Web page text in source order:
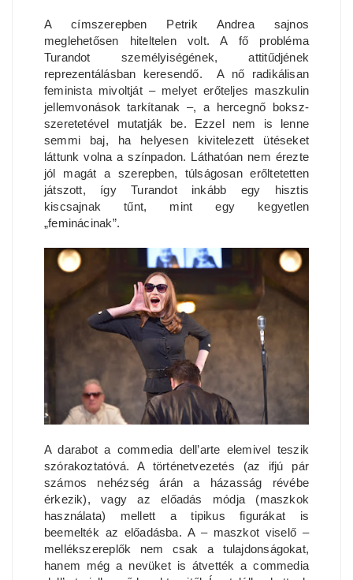
A címszerepben Petrik Andrea sajnos
meglehetősen hiteltelen volt. A fő probléma
Turandot személyiségének, attitűdjének
reprezentálásban keresendő. A nő radikálisan
feminista mivoltját – melyet erőteljes maszkulin
jellemvonások tarkítanak –, a hercegnő boksz-
szeretetével mutatják be. Ezzel nem is lenne
semmi baj, ha helyesen kivitelezett ütéseket
láttunk volna a színpadon. Láthatóan nem érezte
jól magát a szerepben, túlságosan erőltetetten
játszott, így Turandot inkább egy hisztis
kiscsajnak tűnt, mint egy kegyetlen
„feminácinak”.
A darabot a commedia dell’arte elemivel teszik
szórakoztatóvá. A történetvezetés (az ifjú pár
számos nehézség árán a házasság révébe
érkezik), vagy az előadás módja (maszkok
használata) mellett a tipikus figurákat is
beemelték az előadásba. A – maszkot viselő –
mellékszereplők nem csak a tulajdonságokat,
hanem még a nevüket is átvették a commedia